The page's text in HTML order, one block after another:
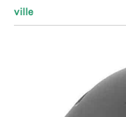
ville